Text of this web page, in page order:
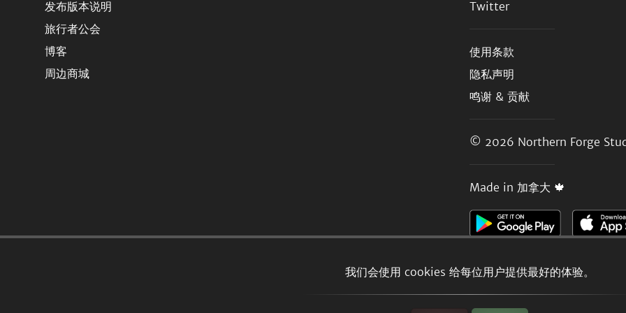
我们会使用 cookies 给每位用户提供最好的体验。
发布版本说明
旅行者公会
博客
周边商城
Twitter
使用条款
隐私声明
鸣谢 & 贡献
© 2026 Northern Forge
Made in 加拿大 🍁